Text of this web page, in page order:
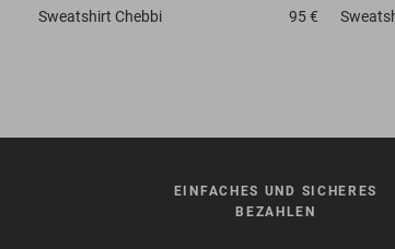
Sweatshirt Chebbi 95 €
EINFACHES UND SICHERES
BEZAHLEN